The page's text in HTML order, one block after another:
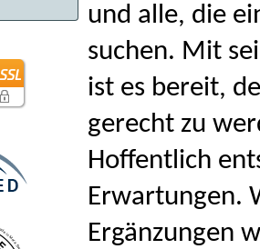
und alle, die
suchen. Mit
ist es bereit,
gerecht zu
Hoffentlich
Erwartungen.
Ergänzungen